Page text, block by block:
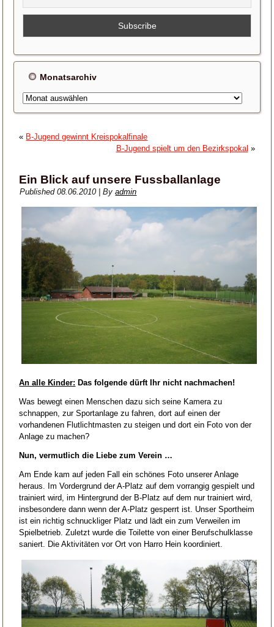
Monatsarchiv
Monatsarchiv
« B-Jugend gewinnt Kreispokalfinale
B-Jugend spielt um den Bezirkspokal »
Ein Blick auf unsere Fussballanlage
Published 08.06.2010|By admin
An alle Kinder: Das folgende dürft Ihr nicht nachmachen!
Was bewegt einen Menschen dazu sich seine Kamera zu
schnappen, zur Sportanlage zu fahren, dort auf einen der
vorhandenen Flutlichtmasten zu steigen und dort ein Foto von der
Anlage zu machen?
Nun, vermutlich die Liebe zum Verein …
Am Ende kam auf jeden Fall ein schönes Foto unserer Anlage
heraus. Im Vordergrund der A-Platz auf dem vorrangig gespielt und
trainiert wird, im Hintergrund der B-Platz auf dem nur trainiert wird,
insbesondere dann wenn der A-Platz gesperrt ist. Unser Sportheim
ist ein richtig schnuckliger Platz und lädt ein zum Verweilen im
Spielbetrieb. Zuletzt wurde die Toilette von einer Berufschulklasse
saniert. Die Aktivitäten vor Ort von Harro Hein koordiniert.